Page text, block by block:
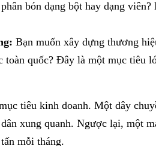
bón dạng bột hay dạng
Bạn muốn xây dựng thương
toàn quốc? Đây là một mục tiêu
tiêu kinh doanh. Một dây
xung quanh. Ngược lại, một
mỗi tháng.